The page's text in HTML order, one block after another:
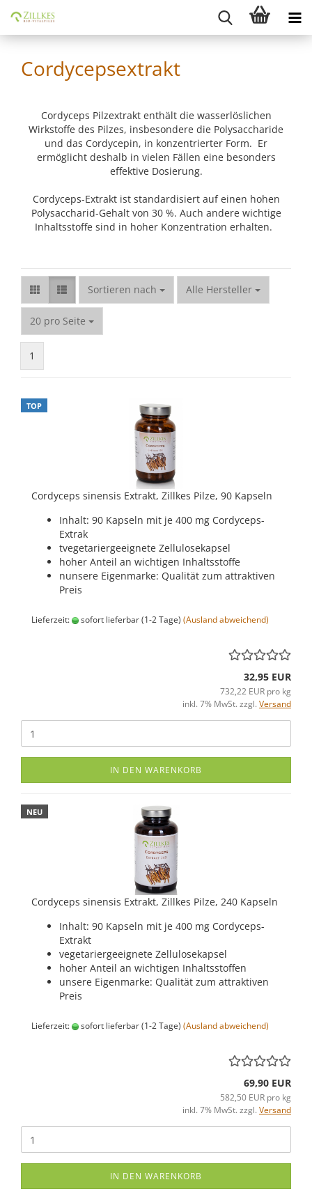
Cordycepsextrakt
Cordyceps Pilzextrakt enthält die wasserlöslichen
Wirkstoffe des Pilzes, insbesondere die Polysaccharide
und das Cordycepin, in konzentrierter Form. Er
ermöglicht deshalb in vielen Fällen eine besonders
effektive Dosierung.
Cordyceps-Extrakt ist standardisiert auf einen hohen
Polysaccharid-Gehalt von 30 %. Auch andere wichtige
Inhaltsstoffe sind in hoher Konzentration erhalten.
Sortieren nach
Sortieren nach Alle Hersteller
20 pro Seite
pro Seite
1
TOP
Cordyceps sinensis Extrakt, Zillkes Pilze, 90 Kapseln
Inhalt: 90 Kapseln mit je 400 mg Cordyceps-
Extrak
tvegetariergeeignete Zellulosekapsel
hoher Anteil an wichtigen Inhaltsstoffe
nunsere Eigenmarke: Qualität zum attraktiven
Preis
Lieferzeit: sofort lieferbar (1-2 Tage) (Ausland abweichend)
32,95 EUR
732,22 EUR pro kg
inkl. 7% MwSt. zzgl. Versand
IN DEN WARENKORB
NEU
Cordyceps sinensis Extrakt, Zillkes Pilze, 240 Kapseln
Inhalt: 90 Kapseln mit je 400 mg Cordyceps-
Extrakt
vegetariergeeignete Zellulosekapsel
hoher Anteil an wichtigen Inhaltsstoffen
unsere Eigenmarke: Qualität zum attraktiven
Preis
Lieferzeit: sofort lieferbar (1-2 Tage) (Ausland abweichend)
69,90 EUR
582,50 EUR pro kg
inkl. 7% MwSt. zzgl. Versand
IN DEN WARENKORB